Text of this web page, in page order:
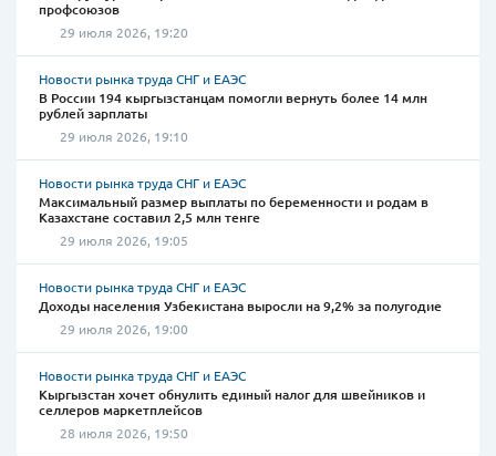
профсоюзов
29 июля 2026, 19:20
Новости рынка труда СНГ и ЕАЭС
В России 194 кыргызстанцам помогли вернуть более 14 млн
рублей зарплаты
29 июля 2026, 19:10
Новости рынка труда СНГ и ЕАЭС
Максимальный размер выплаты по беременности и родам в
Казахстане составил 2,5 млн тенге
29 июля 2026, 19:05
Новости рынка труда СНГ и ЕАЭС
Доходы населения Узбекистана выросли на 9,2% за полугодие
29 июля 2026, 19:00
Новости рынка труда СНГ и ЕАЭС
Кыргызстан хочет обнулить единый налог для швейников и
селлеров маркетплейсов
28 июля 2026, 19:50